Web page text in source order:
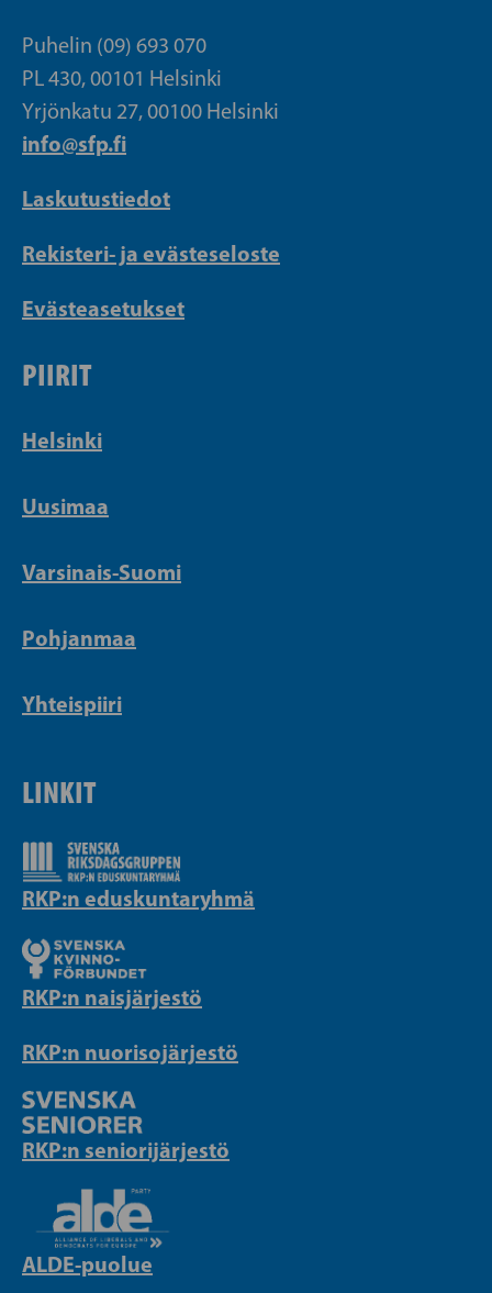
Puhelin (09) 693 070
PL 430, 00101 Helsinki
Yrjönkatu 27, 00100 Helsinki
info@sfp.fi
Laskutustiedot
Rekisteri- ja evästeseloste
Evästeasetukset
PIIRIT
Helsinki
Uusimaa
Varsinais-Suomi
Pohjanmaa
Yhteispiiri
LINKIT
RKP:n eduskuntaryhmä
RKP:n naisjärjestö
RKP:n nuorisojärjestö
RKP:n seniorijärjestö
ALDE-puolue